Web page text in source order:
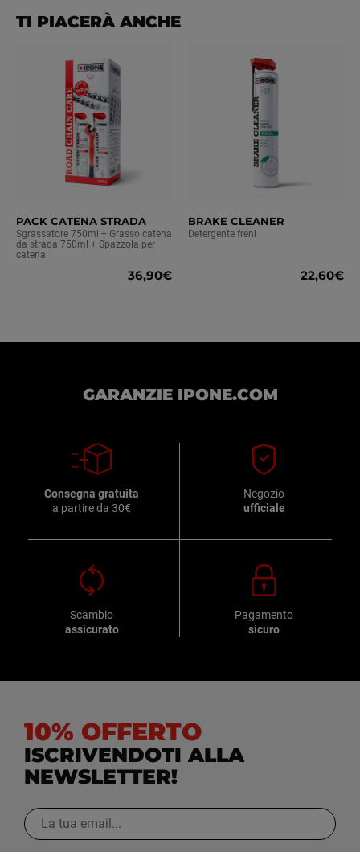
TI PIACERÀ ANCHE
PACK CATENA STRADA
Sgrassatore 750ml + Grasso catena
da strada 750ml + Spazzola per
catena
36,90€
BRAKE CLEANER
Detergente freni
22,60€
GARANZIE IPONE.COM
Consegna gratuita
a partire da 30€
Negozio
ufficiale
Scambio
assicurato
Pagamento
sicuro
10% OFFERTO
ISCRIVENDOTI ALLA
NEWSLETTER!